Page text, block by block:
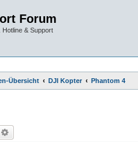
Forum
& Support
Übersicht DJI Kopter
Phantom 4